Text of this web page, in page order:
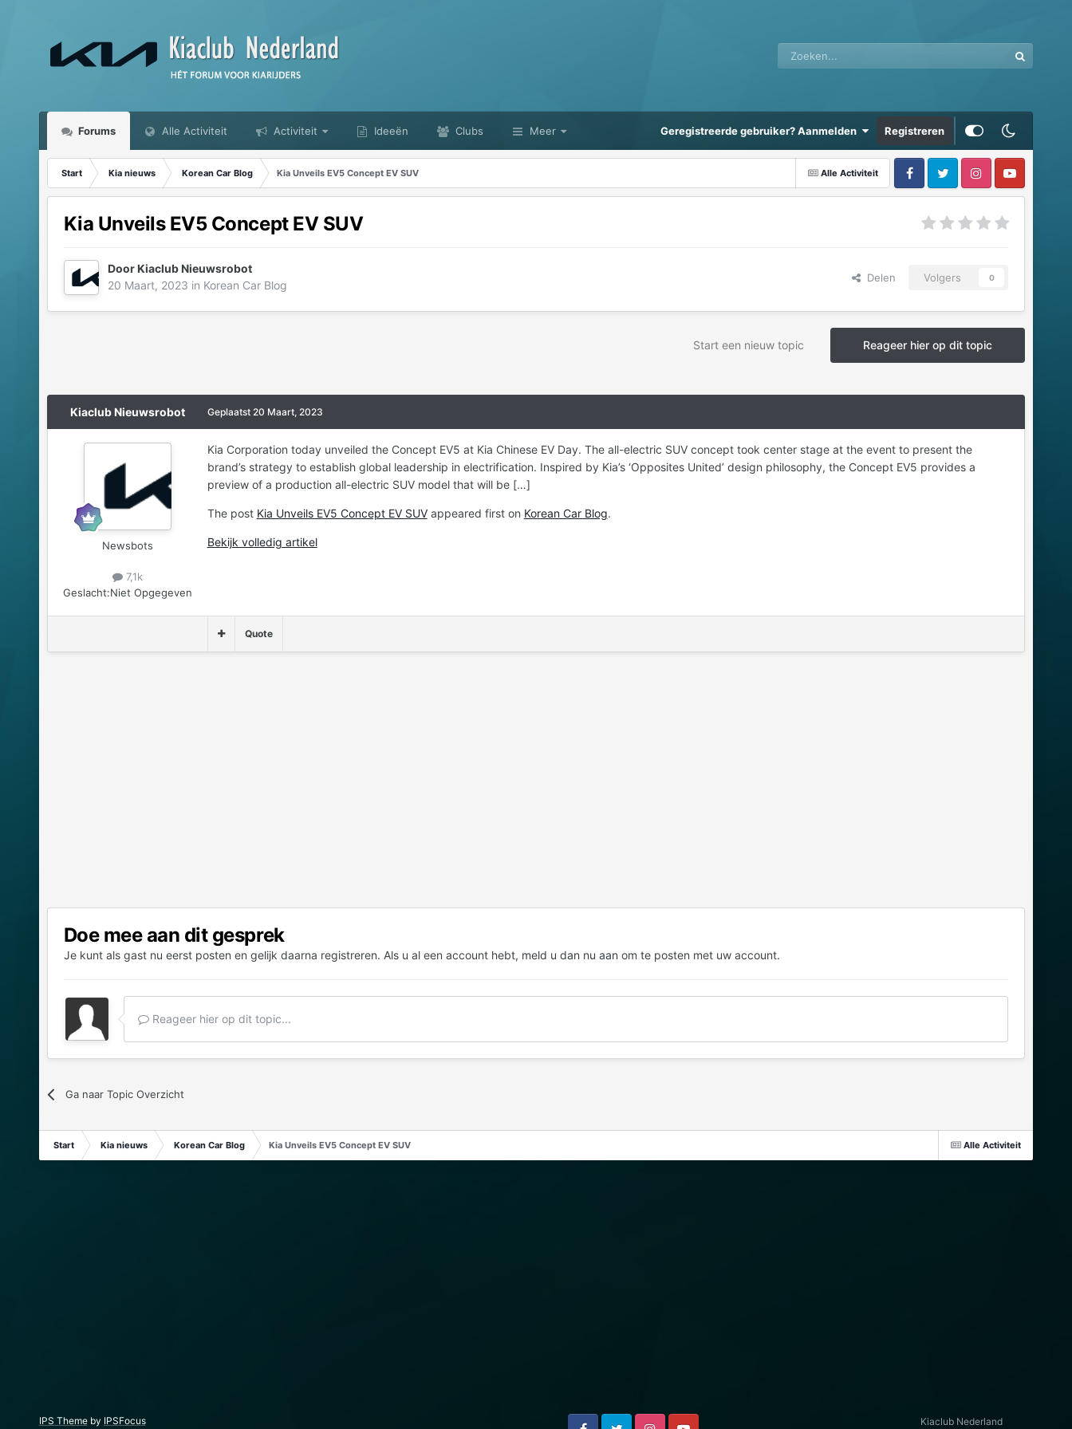
Forums Alle Activiteit Activiteit Ideeën Clubs Meer Geregistreerde gebruiker? Aanmelden Registreren
Alle Activiteit
Start Kia nieuws Korean Car Blog Kia Unveils EV5 Concept EV SUV
Kia Unveils EV5 Concept EV SUV
DoorKiaclub Nieuwsrobot
20 Maart, 2023 in Korean Car Blog
Delen Volgers 0
Reageer hier op dit topic
Start een nieuw topic
Kiaclub Nieuwsrobot
Newsbots
7,1k
Geslacht:Niet Opgegeven
Geplaatst 20 Maart, 2023
Kia Corporation today unveiled the Concept EV5 at Kia Chinese EV Day. The all-electric SUV concept took center stage at the event to present the
brand’s strategy to establish global leadership in electrification. Inspired by Kia’s ‘Opposites United’ design philosophy, the Concept EV5 provides a
preview of a production all-electric SUV model that will be […]
The post Kia Unveils EV5 Concept EV SUVappeared first on Korean Car Blog.
Bekijk volledig artikel
Quote
Doe mee aan dit gesprek
Je kunt als gast nu eerst posten en gelijk daarna registreren. Als u al een account hebt, meld u dan nu aan om te posten met uw account.
Reageer hier op dit topic...
Ga naar Topic Overzicht
Alle Activiteit
Start Kia nieuws Korean Car Blog Kia Unveils EV5 Concept EV SUV
IPS Themeby IPSFocus Kiaclub Nederland